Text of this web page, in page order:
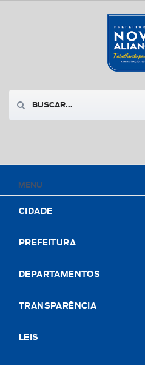
MENU
CIDADE
PREFEITURA
DEPARTAMENTOS
TRANSPARÊNCIA
LEIS